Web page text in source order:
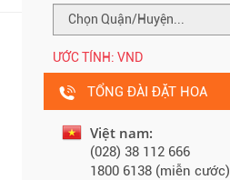
ƯỚC TÍNH: VND
TỔNG ĐÀI ĐẶT HOA
Việt nam:
(028) 38 112 666
1800 6138 (miễn cước)